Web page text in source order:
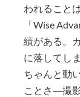
われること
「Wise
績がある。
に落してし
ちゃんと動
ことさ―撮